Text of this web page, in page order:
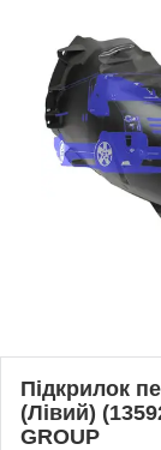
Підкрилок
(Лівий)
GROUP